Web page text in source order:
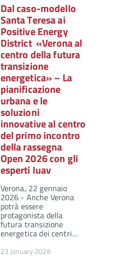
Dal caso-modello
Santa Teresa ai
Positive Energy
District «Verona al
centro della futura
transizione
energetica» – La
pianificazione
urbana e le
soluzioni
innovative al centro
del primo incontro
della rassegna
Open 2026 con gli
esperti Iuav
Verona, 22 gennaio
2026 - Anche Verona
potrà essere
protagonista della
futura transizione
energetica dei centri…
23 January 2026